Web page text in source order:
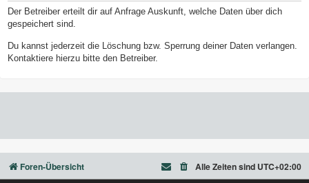
Der Betreiber erteilt dir auf Anfrage Auskunft, welche Daten über dich
gespeichert sind.
Du kannst jederzeit die Löschung bzw. Sperrung deiner Daten verlangen.
Kontaktiere hierzu bitte den Betreiber.
Foren-Übersicht Alle Zeiten sind UTC+02:00